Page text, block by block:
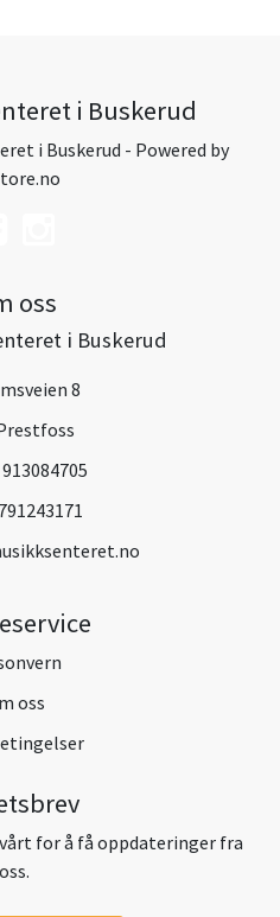
i Buskerud
i Buskerud - Powered by
oss
i Buskerud
8
oss
for å få oppdateringer fra
oss.